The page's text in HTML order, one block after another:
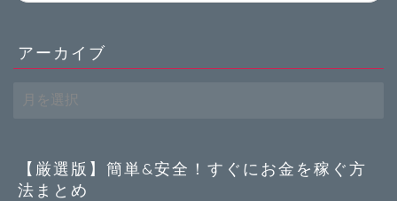
アーカイブ
ー
【厳選版】簡単&安全！すぐにお金を稼ぐ方
法まとめ